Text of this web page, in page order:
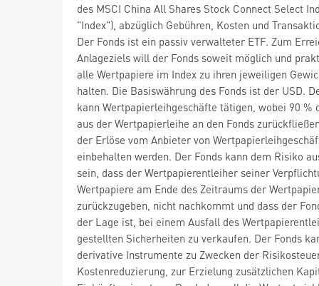
des MSCI China All Shares Stock Connect Select
"Index"), abzüglich Gebühren, Kosten und
Der Fonds ist ein passiv verwalteter ETF. Zum
Anlageziels will der Fonds soweit möglich und
alle Wertpapiere im Index zu ihren jeweiligen
halten. Die Basiswährung des Fonds ist der USD.
kann Wertpapierleihgeschäfte tätigen, wobei 90 %
aus der Wertpapierleihe an den Fonds
der Erlöse vom Anbieter von
einbehalten werden. Der Fonds kann dem Risiko
sein, dass der Wertpapierentleiher seiner
Wertpapiere am Ende des Zeitraums der
zurückzugeben, nicht nachkommt und dass der
der Lage ist, bei einem Ausfall des
gestellten Sicherheiten zu verkaufen. Der Fonds
derivative Instrumente zu Zwecken der
Kostenreduzierung, zur Erzielung zusätzlichen